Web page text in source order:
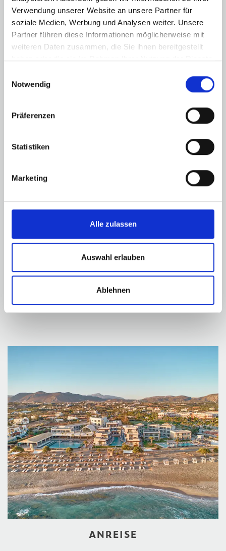
Verwendung unserer Website an unsere Partner für
soziale Medien, Werbung und Analysen weiter. Unsere
Partner führen diese Informationen möglicherweise mit
weiteren Daten zusammen, die Sie ihnen bereitgestellt
haben oder die sie im Rahmen Ihrer Nutzung der Dienste
Notwendig
Präferenzen
Statistiken
Marketing
Alle zulassen
Auswahl erlauben
Ablehnen
HERSONISSOS
ENTDECKEN
HERAKLION
ANREISE